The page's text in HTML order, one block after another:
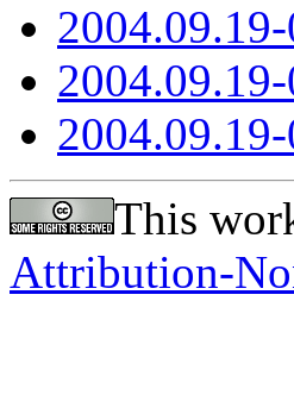
This
Attribution-